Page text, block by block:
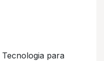
para